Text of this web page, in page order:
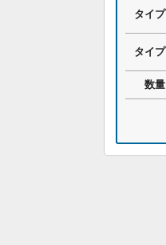
タイプ
タイプ
数量